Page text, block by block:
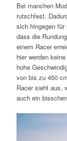
Bei manchen
rutschfest.
sich hingegen
dass die
einem Racer
hier werden
hohe
von bis zu 450
Racer sieht aus,
auch ein